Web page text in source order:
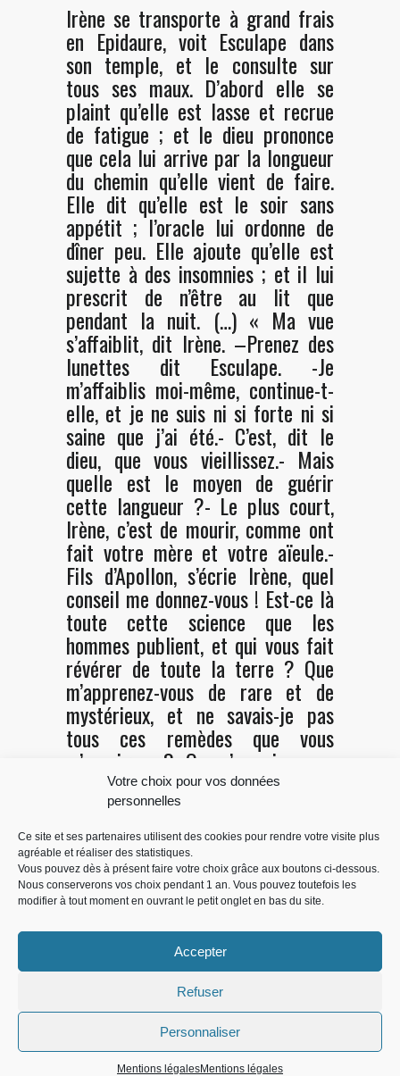
Votre choix pour vos données
personnelles
Ce site et ses partenaires utilisent des cookies pour rendre votre visite plus
agréable et réaliser des statistiques.
Vous pouvez dès à présent faire votre choix grâce aux boutons ci-dessous.
Nous conserverons vos choix pendant 1 an. Vous pouvez toutefois les
modifier à tout moment en ouvrant le petit onglet en bas du site.
Accepter
Refuser
Personnaliser
Mentions légalesMentions légales
Irène se transporte à grand frais
en Epidaure, voit Esculape dans
son temple, et le consulte sur
tous ses maux. D’abord elle se
plaint qu’elle est lasse et recrue
de fatigue ; et le dieu prononce
que cela lui arrive par la longueur
du chemin qu’elle vient de faire.
Elle dit qu’elle est le soir sans
appétit ; l’oracle lui ordonne de
dîner peu. Elle ajoute qu’elle est
sujette à des insomnies ; et il lui
prescrit de n’être au lit que
pendant la nuit. (…) « Ma vue
s’affaiblit, dit Irène. –Prenez des
lunettes dit Esculape. -Je
m’affaiblis moi-même, continue-t-
elle, et je ne suis ni si forte ni si
saine que j’ai été.- C’est, dit le
dieu, que vous vieillissez.- Mais
quelle est le moyen de guérir
cette langueur ?- Le plus court,
Irène, c’est de mourir, comme ont
fait votre mère et votre aïeule.-
Fils d’Apollon, s’écrie Irène, quel
conseil me donnez-vous ! Est-ce là
toute cette science que les
hommes publient, et qui vous fait
révérer de toute la terre ? Que
m’apprenez-vous de rare et de
mystérieux, et ne savais-je pas
tous ces remèdes que vous
m’enseignez ?- Que n’en usiez-vous
donc, répond le dieu, sans venir me
chercher de si loin, et abréger vos
jours par un si long voyage ? »
Bruno Durieux